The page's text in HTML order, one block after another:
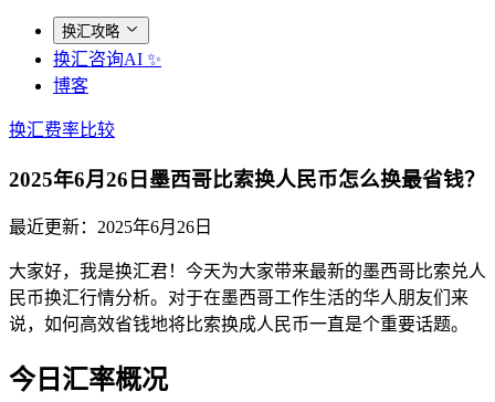
换汇攻略
换汇咨询AI ✨
博客
换汇费率比较
2025年6月26日墨西哥比索换人民币怎么换最省钱？
最近更新： 2025年6月26日
大家好，我是换汇君！今天为大家带来最新的墨西哥比索兑人
民币换汇行情分析。对于在墨西哥工作生活的华人朋友们来
说，如何高效省钱地将比索换成人民币一直是个重要话题。
今日汇率概况